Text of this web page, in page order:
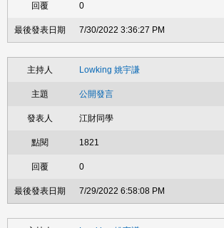
0
7/30/2022 3:36:27 PM
Lowking 姚宇謙
公開發言
江財同學
1821
0
7/29/2022 6:58:08 PM